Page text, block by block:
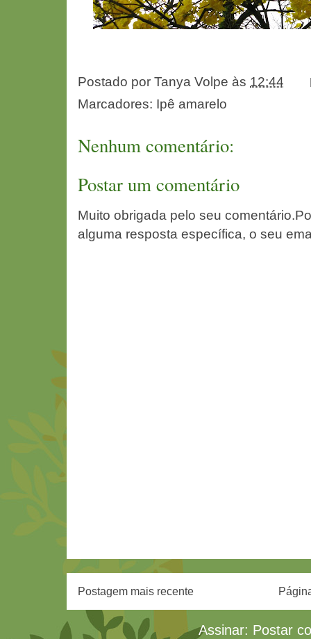
Postado por Tanya Volpe às 12:44
Marcadores: Ipê amarelo
Nenhum comentário:
Postar um comentário
Muito obrigada pelo seu
alguma resposta específica, o seu
Postagem mais recente
Assinar: Postar